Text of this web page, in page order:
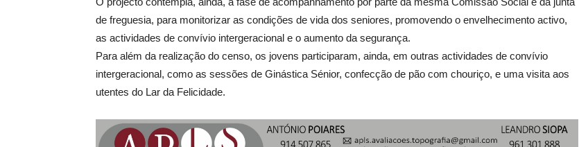
de freguesia, para monitorizar as condições de vida dos seniores, promovendo o envelhecimento activo,
as actividades de convívio intergeracional e o aumento da segurança.
Para além da realização do censo, os jovens participaram, ainda, em outras actividades de convívio
intergeracional, como as sessões de Ginástica Sénior, confecção de pão com chouriço, e uma visita aos
utentes do Lar da Felicidade.